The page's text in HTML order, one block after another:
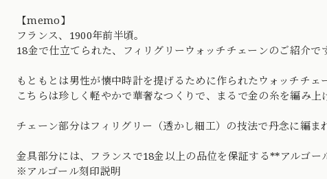
【memo】
フランス、1900年前半頃。
18金で仕立てられた、フィリグリーウォッチチェーンのご紹介です
もともとは男性が懐中時計を提げるために作られたウォッチチェ
こちらは珍しく軽やかで華奢なつくりで、まるで金の糸を編み上
チェーン部分はフィリグリー（透かし細工）の技法で丹念に編ま
金具部分には、フランスで18金以上の品位を保証する**アルゴー
※アルゴール刻印説明